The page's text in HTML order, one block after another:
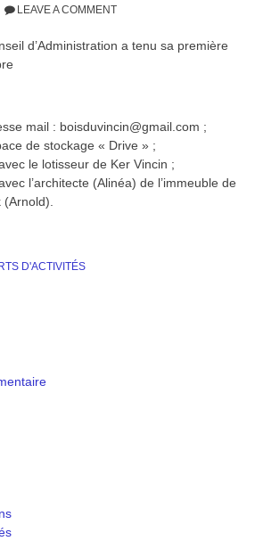
LEAVE A COMMENT
d’Administration a tenu sa première
mail : boisduvincin@gmail.com ;
de stockage « Drive » ;
le lotisseur de Ker Vincin ;
l’architecte (Alinéa) de l’immeuble de
D'ACTIVITÉS